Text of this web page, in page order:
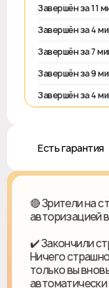
Завершён за 11
Завершён за 4
Завершён за 7
Завершён за 9
Завершён за 4
♻️ Есть гарантия
🔴 Зрители на
авторизацией
✔️ Закончили
Ничего
только вы